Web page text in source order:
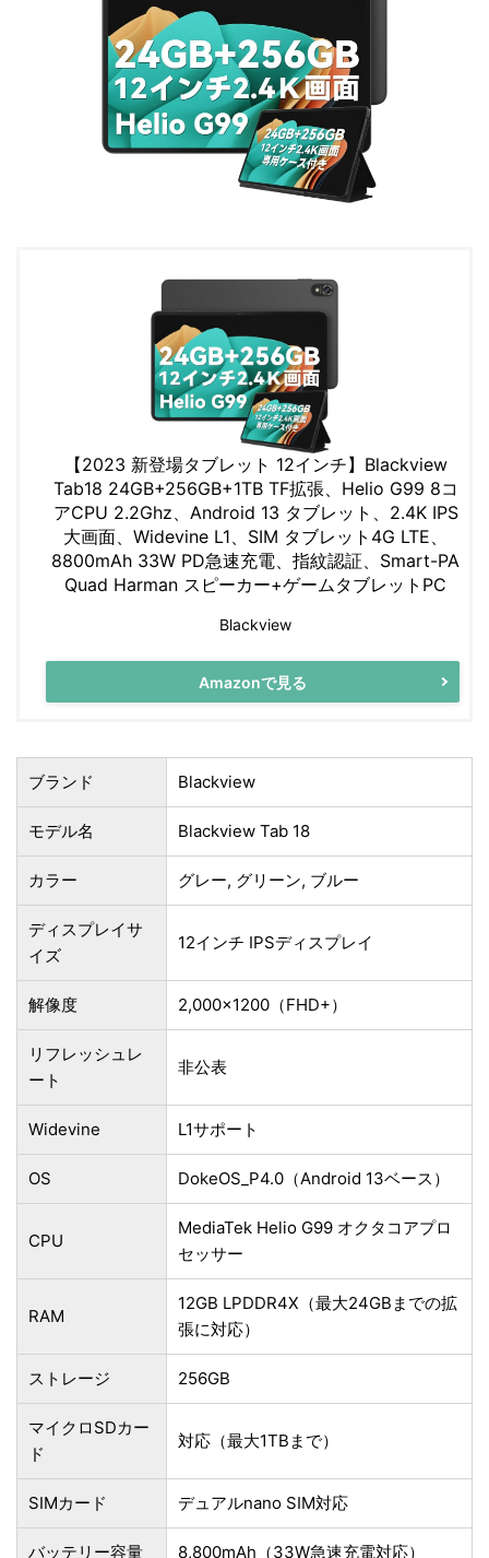
【2023 新登場タブレット 12インチ】Blackview
Tab18 24GB+256GB+1TB TF拡張、Helio G99 8コ
アCPU 2.2Ghz、Android 13 タブレット、2.4K IPS
大画面、Widevine L1、SIM タブレット4G LTE、
8800mAh 33W PD急速充電、指紋認証、Smart-PA
Quad Harman スピーカー+ゲームタブレットPC
Blackview
Amazonで見る
ブランド Blackview
モデル名 Blackview Tab 18
カラー グレー, グリーン, ブルー
ディスプレイサ
イズ
12インチ IPSディスプレイ
解像度 2,000×1200（FHD+）
リフレッシュレ
ート
非公表
Widevine L1サポート
OS DokeOS_P4.0（Android 13ベース）
CPU
MediaTek Helio G99 オクタコアプロ
セッサー
RAM
12GB LPDDR4X（最大24GBまでの拡
張に対応）
ストレージ 256GB
マイクロSDカー
ド
対応（最大1TBまで）
SIMカード デュアルnano SIM対応
バッテリー容量 8,800mAh（33W急速充電対応）